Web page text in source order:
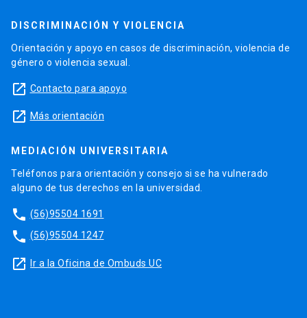
DISCRIMINACIÓN Y VIOLENCIA
Orientación y apoyo en casos de discriminación, violencia de
género o violencia sexual.
launch Contacto para apoyo
launch Más orientación
MEDIACIÓN UNIVERSITARIA
Teléfonos para orientación y consejo si se ha vulnerado
alguno de tus derechos en la universidad.
phone (56)95504 1691
phone (56)95504 1247
launch Ir a la Oficina de Ombuds UC